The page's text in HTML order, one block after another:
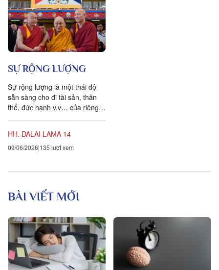
SỰ RỘNG LƯỢNG
Sự rộng lượng là một thái độ
sẵn sàng cho đi tài sản, thân
thể, đức hạnh v.v… của riêng
HH. DALAI LAMA 14
09/06/2026 135 lượt xem
BÀI VIẾT MỚI